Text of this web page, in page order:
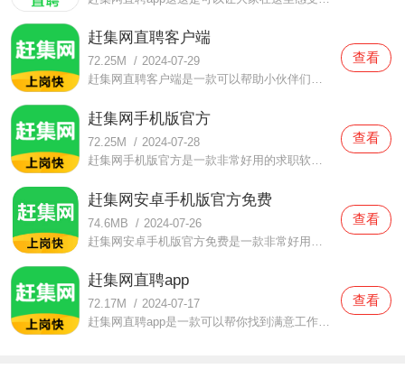
赶集网直聘客户端
72.25M / 2024-07-29
赶集网直聘客户端是一款可以帮助小伙伴们找工作的手机软件，赶集网直聘客户端这款软件有非常棒的工作资源随时都可以找到工作，很多出名的企业招聘资讯都可以你知道，工作内容介绍也非常详细，无论是什么行业的招聘信息都可以给你列举出来。如果你现在想要找工作就可以来下
查看
赶集网手机版官方
72.25M / 2024-07-28
赶集网手机版官方是一款非常好用的求职软件。这款赶集网手机版官方中覆盖了非常多的知名企业，任何你想要找的工作岗位在这里面都可以找到，而且还是非常方便的，直接和人事一对一的沟通，想要了解的情况都可以轻松了解到，非常方便，在薪资方面也是都可以谈的哦。当你想要
查看
赶集网安卓手机版官方免费
74.6MB / 2024-07-26
查看
赶集网直聘app
72.17M / 2024-07-17
赶集网直聘app是一款可以帮你找到满意工作的生活服务软件，赶集网直聘app只要你可以找工作，无论是青年、中年、老年都可以找到合适的工作，运气好的话还可以那你遇到轻松的高薪工作呢！很多大企业招聘信息这里都可以帮你收集到，这样一来就可以更加快速的找到好工作啦！如果
查看